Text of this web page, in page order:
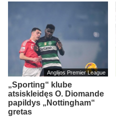
Anglijos Premier League
„Sporting“ klube
atsiskleidęs O. Diomande
papildys „Nottingham“
gretas